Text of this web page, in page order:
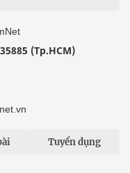
(Tp.HCM)
Tuyển dụng